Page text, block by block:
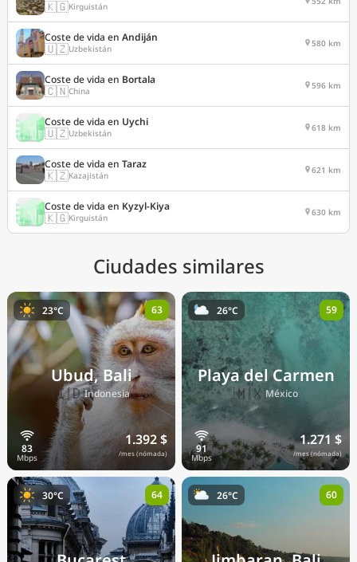
🇰🇬Kirguistán
Coste de vida en Andiján
🇺🇿Uzbekistán 580 km
Coste de vida en Bortala
🇨🇳China 596 km
Coste de vida en Uychi
🇺🇿Uzbekistán 618 km
Coste de vida en Taraz
🇰🇿Kazajistán 621 km
Coste de vida en Kyzyl-Kiya
🇰🇬Kirguistán 630 km
Ciudades similares
Ubud, Bali
🇮🇩Indonesia
1.392 $
/mes (nómada)
23°C 63
Playa del Carmen
🇲🇽México
1.271 $
/mes (nómada)
26°C 59
30°C 64 26°C 60